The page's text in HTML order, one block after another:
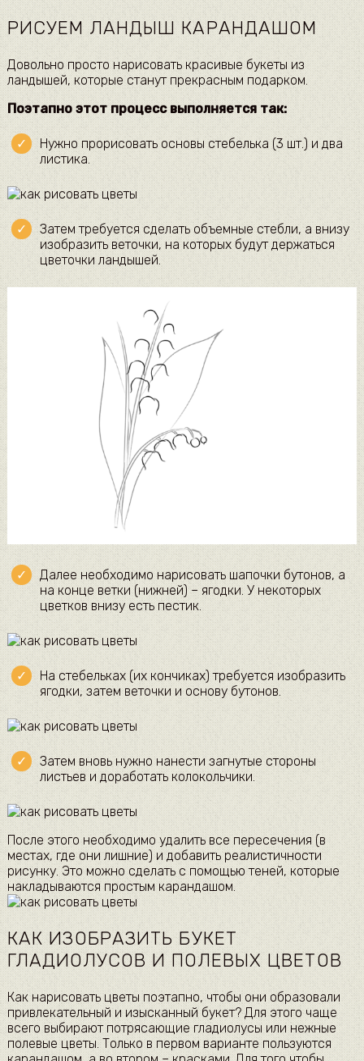
РИСУЕМ ЛАНДЫШ КАРАНДАШОМ
Довольно просто нарисовать красивые букеты из
ландышей, которые станут прекрасным подарком.
Поэтапно этот процесс выполняется так:
Нужно прорисовать основы стебелька (3 шт.) и два
листика.
Затем требуется сделать объемные стебли, а внизу
изобразить веточки, на которых будут держаться
цветочки ландышей.
Далее необходимо нарисовать шапочки бутонов, а
на конце ветки (нижней) – ягодки. У некоторых
цветков внизу есть пестик.
На стебельках (их кончиках) требуется изобразить
ягодки, затем веточки и основу бутонов.
Затем вновь нужно нанести загнутые стороны
листьев и доработать колокольчики.
После этого необходимо удалить все пересечения (в
местах, где они лишние) и добавить реалистичности
рисунку. Это можно сделать с помощью теней, которые
накладываются простым карандашом.
КАК ИЗОБРАЗИТЬ БУКЕТ
ГЛАДИОЛУСОВ И ПОЛЕВЫХ ЦВЕТОВ
Как нарисовать цветы поэтапно, чтобы они образовали
привлекательный и изысканный букет? Для этого чаще
всего выбирают потрясающие гладиолусы или нежные
полевые цветы. Только в первом варианте пользуются